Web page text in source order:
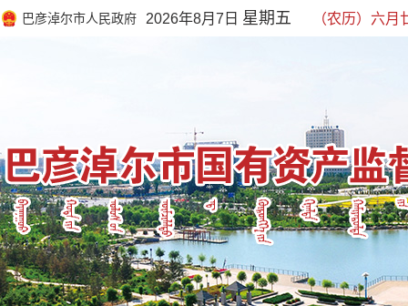
巴彦淖尔市人民政府 2026年8月7日 星期五 （农历）六月